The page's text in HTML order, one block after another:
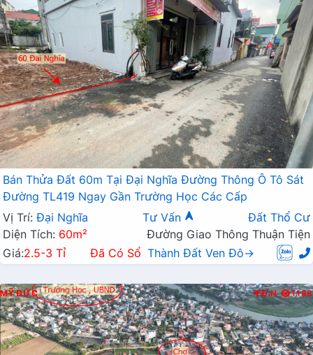
Bán Thửa Đất 60m Tại Đại Nghĩa Đường Thông Ô Tô Sát
Đường TL419 Ngay Gần Trường Học Các Cấp
Vị Trí: Đại Nghĩa Tư Vấn
Đất Thổ Cư
Diện Tích: 60m²
Đường Giao Thông Thuận Tiện
Giá:2.5-3 Tỉ Đã Có Sổ Thành Đất Ven Đô→
MỸ ĐỨC Đ.N 1168